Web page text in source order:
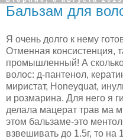
Бальзам для
Я очень долго к нему
Отменная консистенция,
промышленный! А
волос: д-пантенол,
миристат, Honeyquat,
и розмарина. Для него я
делала мацерат трав ма
этом бальзаме-это
взвешивать до 1.5г, то